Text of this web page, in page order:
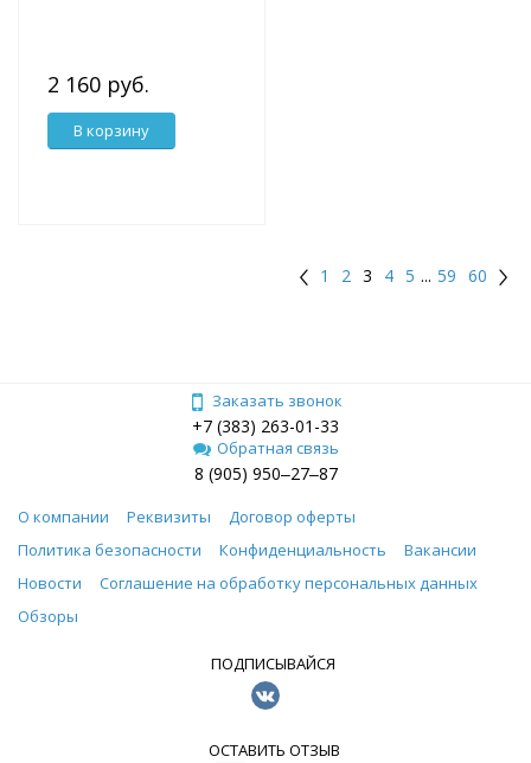
2 160 руб.
В корзину
1 2 3 4 5 ... 59 60
Заказать звонок
+7 (383) 263-01-33
Обратная связь
8 (905) 950‒27‒87
О компании Реквизиты
Договор оферты
Политика безопасности
Конфиденциальность
Вакансии
Новости
Соглашение на обработку персональных данных
Обзоры
ПОДПИСЫВАЙСЯ
ОСТАВИТЬ ОТЗЫВ